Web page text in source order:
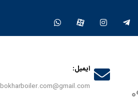
ایمیل:
bokharboiler.com@gmail.com